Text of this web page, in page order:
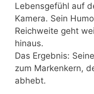
Lebensgefühl auf
Kamera. Sein
Reichweite geht
hinaus.
Das Ergebnis:
zum Markenkern,
abhebt.